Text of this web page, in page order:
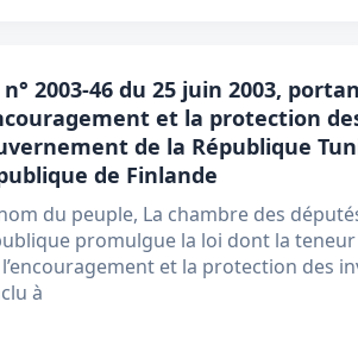
n° 2003-46 du 25 juin 2003,
et la protection
de la République
de Finlande
du peuple, La chambre des
promulgue la loi dont la
et la protection des
à